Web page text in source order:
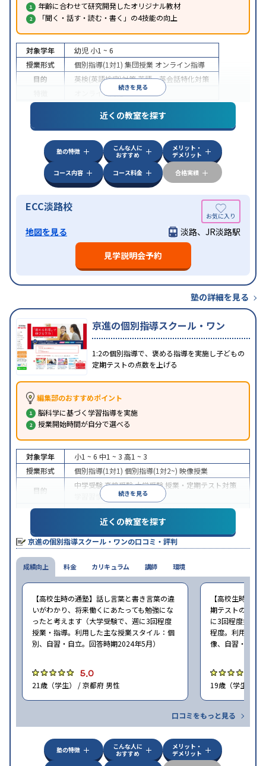
年齢に合わせて研究開発したオリジナル教材
「聞く・話す・読む・書く」の4技能の向上
続きを見る
対象学年 幼児 小1 ~ 6
授業形式
個別指導(1対1) 集団授業 オンライン指導
目的
英検(英語検定)対策英語・英会話特化対策
オンライン対応
近くの教室を探す
塾の特徴
こんな人に
おすすめ
メリット・
デメリット
コース内容
コース料金 合格実績
ECC淡路校
地図を見る
淡路、JR淡路駅
見学説明会予約
塾の詳細を見る
京進の個別指導スクール・ワン
1:2の個別指導で、褒める指導を実施し子どもの
定期テストの点数を上げる
編集部のおすすめポイント
脳科学に基づく学習指導を実施
授業開始時間が自分で選べる
続きを見る
対象学年 小1 ~ 6 中1 ~ 3 高1 ~ 3
授業形式
個別指導(1対1) 個別指導(1対2~) 映像授業
目的
中学受験高校受験大学受験 授業・定期テスト対策
学習習慣の定着
中高一貫校生に対応授業の振替可能学習にPC・タ
ブレットを利用季節講習のみの受講可
※2024年6月調査。大学受験塾・予備校のアンケート調査方法を参照
近くの教室を探す
京進の個別指導スクール・ワンの口コミ・評判
成績向上
【高校生時の通塾】話し言葉と書き言葉の違
いがわかり、将来働くにあたっても勉強にな
ったと考えます（大学受験で、週に3回程度
授業・指導。利用した主な授業スタイル：個
別、自習・自立。回答時期2024年5月）
5.0
21歳（学生） / 京都府 男性
【高校生時の通
期テストの点数
に3回程度授業
程度。利用した
像、自習・自立
19歳（学生） /
口コミをもっと見る
料金 カリキュラム 講師 環境
塾の特徴
こんな人に
おすすめ
メリット・
デメリット